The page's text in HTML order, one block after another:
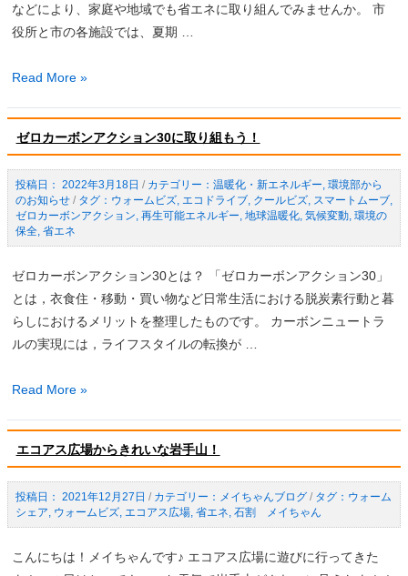
などにより、家庭や地域でも省エネに取り組んでみませんか。 市
役所と市の各施設では、夏期 …
盛
市
で
は
ク
ー
ル
ズ/
ウ
ォ
ー
ビ
ズ
通
年
で
取
り
Read More »
ゼロカーボンアクション30に取り組もう！
2022年3月18日 / 温暖化・新エネルギー, 環境部から
のお知らせ/ ウォームビズ, エコドライブ, クールビズ, スマートムーブ,
ゼロカーボンアクション, 再生可能エネルギー, 地球温暖化, 気候変動, 環境の
保全, 省エネ
ゼロカーボンアクション30とは？ 「ゼロカーボンアクション30」
とは，衣食住・移動・買い物など日常生活における脱炭素行動と暮
らしにおけるメリットを整理したものです。 カーボンニュートラ
ルの実現には，ライフスタイルの転換が …
ゼ
カ
ー
ボ
ン
ア
Read More »
エコアス広場からきれいな岩手山！
2021年12月27日 / メイちゃんブログ/
ウォーム
シェア, ウォームビズ, エコアス広場, 省エネ, 石割 メイちゃん
こんにちは！メイちゃんです♪ エコアス広場に遊びに行ってきた